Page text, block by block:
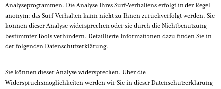
Analyseprogrammen. Die Analyse Ihres Surf-Verhaltens erfolgt in der Regel
anonym; das Surf-Verhalten kann nicht zu Ihnen zurückverfolgt werden. Sie
können dieser Analyse widersprechen oder sie durch die Nichtbenutzung
bestimmter Tools verhindern. Detaillierte Informationen dazu finden Sie in
der folgenden Datenschutzerklärung.
Sie können dieser Analyse widersprechen. Über die
Widerspruchsmöglichkeiten werden wir Sie in dieser Datenschutzerklärung